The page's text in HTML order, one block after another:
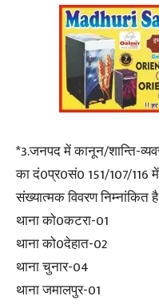
*3.जनपद में कानून/शान्ति-
का दं0प्र0सं0 151/107/116
संख्यात्मक विवरण निम्नांकित
थाना को0कटरा-01
थाना को0देहात-02
थाना चुनार-04
थाना जमालपुर-01